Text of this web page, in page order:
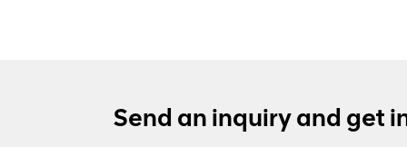
Send an inquiry and get